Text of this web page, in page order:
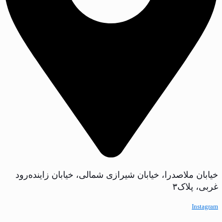
خیابان ملاصدرا، خیابان شیرازی شمالی، خیابان زاینده‌رود
غربی، پلاک‌۳
Instagram